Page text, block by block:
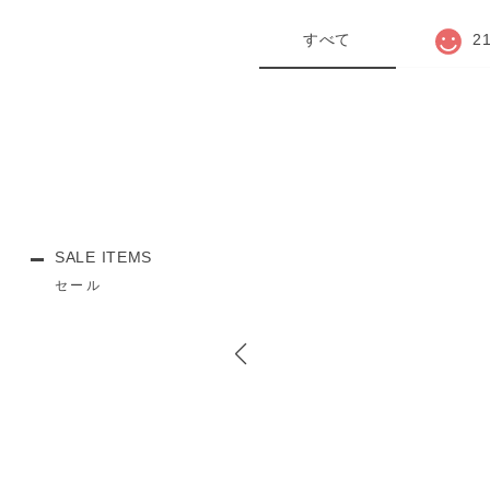
すべて 21
SALE ITEMS
セール